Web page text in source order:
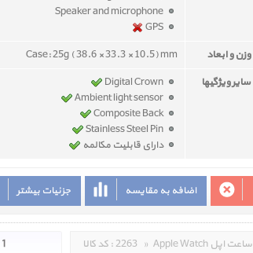
وزن و ابعاد
Case: 25g ( 38.6 × 33.3 × 10.5) mm
سایر ویژگیها
Composite Back
دارای قابلیت مکالمه
جزئیات بیشتر اضافه به مقایسه
کد کالا : 2263 » Apple Watch ساعت اپل